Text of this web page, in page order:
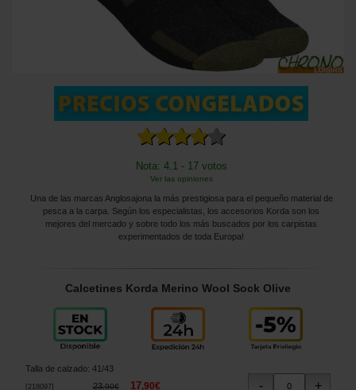
Nota: 4.1 - 17 votos
Ver las opiniones
Una de las marcas Anglosajona la más prestigiosa para el pequeño material de
pesca a la carpa. Según los especialistas, los accesorios Korda son los
mejores del mercado y sobre todo los más buscados por los carpistas
experimentados de toda Europa!
Calcetines Korda Merino Wool Sock Olive
Talla de calzado: 41/43
218097] 23,90€ 17,90€